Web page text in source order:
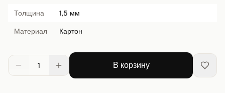
Толщина
1,5 мм
Материал
Картон
1 В корзину